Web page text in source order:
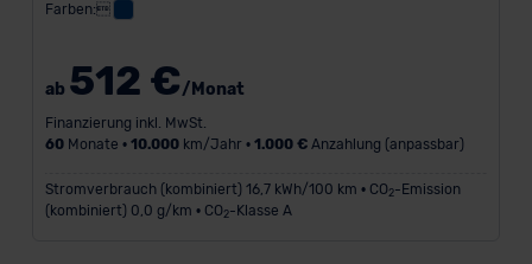
Farben:
ab 512 €/Monat
Finanzierung inkl. MwSt.
60Monate • 10.000km/Jahr • 1.000 €Anzahlung (anpassbar)
Stromverbrauch (kombiniert) 16,7 kWh/100 km • CO2-Emission
(kombiniert) 0,0 g/km • CO2-Klasse A